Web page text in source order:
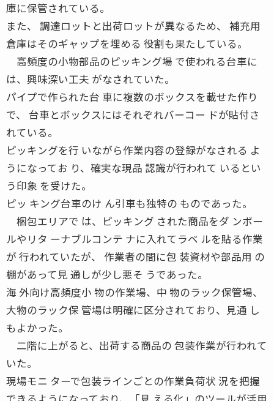
庫に保管されている。
また、 調達ロットと出荷ロットが異なるため、 補充用
倉庫はそのギャップを埋める 役割も果たしている。
高頻度の小物部品のピッキング場 で使われる台車に
は、興味深い工夫 がなされていた。
パイプで作られた台 車に複数のボックスを載せた作り
で、 台車とボックスにはそれぞれバーコー ドが貼付さ
れている。
ピッキングを行 いながら作業内容の登録がなされる よ
うになってお り、確実な現品 認識が行われて いるとい
う印象 を受けた。
ピッ キング台車のけ ん引車も独特の ものであった。
梱包エリアで は、ピッキング された商品をダ ンボー
ルやリタ ーナブルコンテ ナに入れてラベ ルを貼る作業
が 行われていたが、 作業者の間に包 装資材や部品用 の
棚があって見 通しが少し悪そ うであった。
海 外向け高頻度小 物の作業場、中 物のラック保管場、
大物のラック保 管場は明確に区分されており、見通 し
もよかった。
二階に上がると、出荷する商品の 包装作業が行われて
いた。
現場モニ ターで包装ラインごとの作業負荷状 況を把握